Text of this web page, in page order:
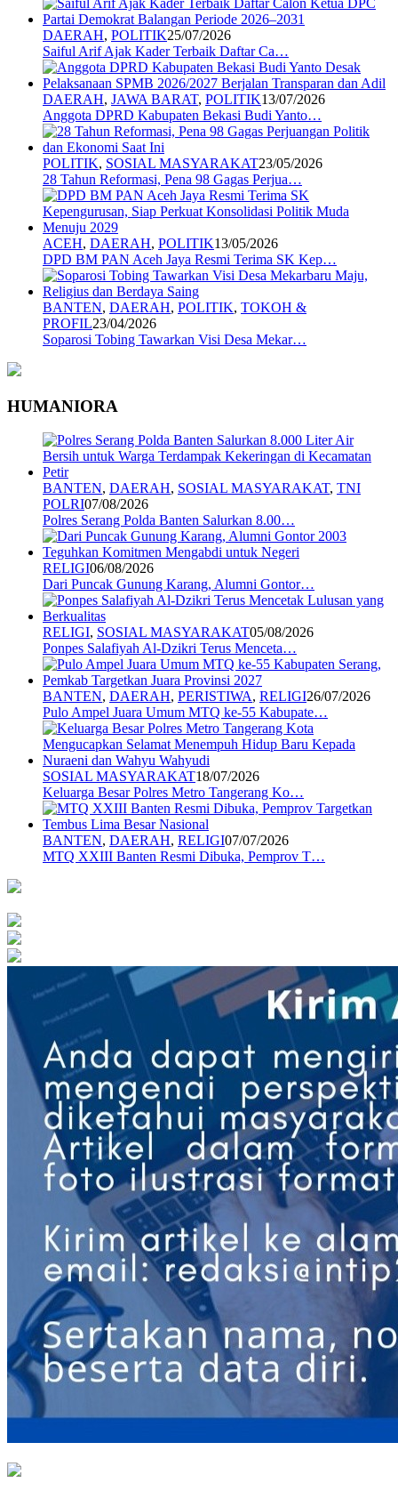
DAERAH, POLITIK25/07/2026
Saiful Arif Ajak Kader Terbaik Daftar Ca…
DAERAH, JAWA BARAT, POLITIK13/07/2026
Anggota DPRD Kabupaten Bekasi Budi Yanto…
POLITIK, SOSIAL MASYARAKAT23/05/2026
28 Tahun Reformasi, Pena 98 Gagas Perjua…
ACEH, DAERAH, POLITIK13/05/2026
DPD BM PAN Aceh Jaya Resmi Terima SK Kep…
BANTEN, DAERAH, POLITIK, TOKOH &
PROFIL23/04/2026
Soparosi Tobing Tawarkan Visi Desa Mekar…
HUMANIORA
BANTEN, DAERAH, SOSIAL MASYARAKAT, TNI
POLRI07/08/2026
Polres Serang Polda Banten Salurkan 8.00…
RELIGI06/08/2026
Dari Puncak Gunung Karang, Alumni Gontor…
RELIGI, SOSIAL MASYARAKAT05/08/2026
Ponpes Salafiyah Al-Dzikri Terus Menceta…
BANTEN, DAERAH, PERISTIWA, RELIGI26/07/2026
Pulo Ampel Juara Umum MTQ ke-55 Kabupate…
SOSIAL MASYARAKAT18/07/2026
Keluarga Besar Polres Metro Tangerang Ko…
BANTEN, DAERAH, RELIGI07/07/2026
MTQ XXIII Banten Resmi Dibuka, Pemprov T…